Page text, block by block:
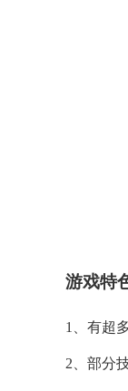
游戏特
1、有超
2、部分